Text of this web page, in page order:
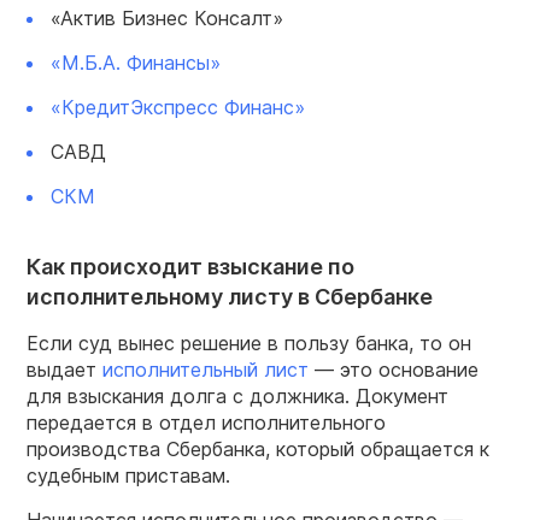
«Актив Бизнес Консалт»
«М.Б.А. Финансы»
«КредитЭкспресс Финанс»
САВД
СКМ
Как происходит взыскание по
исполнительному листу в Сбербанке
Если суд вынес решение в пользу банка, то он
выдает исполнительный лист — это основание
для взыскания долга с должника. Документ
передается в отдел исполнительного
производства Сбербанка, который обращается к
судебным приставам.